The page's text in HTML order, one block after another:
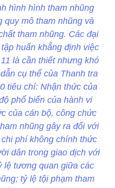
hình hình tham nhũng
quy mô tham nhũng và
tham nhũng. Các đại
huấn khẳng định việc
là cần thiết nhưng khó
cụ thể của Thanh tra
tiêu chí: Nhận thức của
phổ biến của hành vi
của cán bộ, công chức
nhũng gây ra đối với
phí không chính thức
dân trong giao dịch với
lệ tương quan giữa các
tỷ lệ tội phạm tham